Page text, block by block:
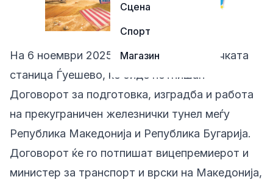
Сцена
Спорт
Магазин
На 6 ноември 2025 година, на железничката
станица Ѓуешево, ќе биде потпишан
Договорот за подготовка, изградба и работа
на прекуграничен железнички тунел меѓу
Република Македонија и Република Бугарија.
Договорот ќе го потпишат вицепремиерот и
министер за транспорт и врски на Македонија,